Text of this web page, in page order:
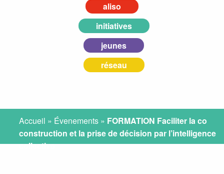
aliso
initiatives
jeunes
réseau
Accueil » Évenements » FORMATION Faciliter la co
construction et la prise de décision par l’intelligence
collective